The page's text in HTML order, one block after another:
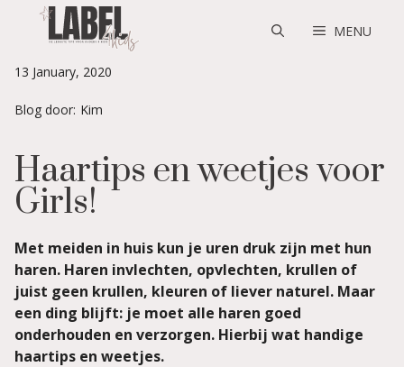
MENU
13 January, 2020
Blog door: Kim
Haartips en weetjes voor
Girls!
Met meiden in huis kun je uren druk zijn met hun
haren. Haren invlechten, opvlechten, krullen of
juist geen krullen, kleuren of liever naturel. Maar
een ding blijft: je moet alle haren goed
onderhouden en verzorgen. Hierbij wat handige
haartips en weetjes.